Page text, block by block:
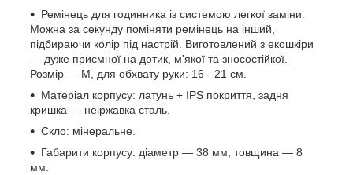
Ремінець для годинника із системою легкої заміни.
Можна за секунду поміняти ремінець на інший,
підбираючи колір під настрій. Виготовлений з екошкіри
— дуже приємної на дотик, м'якої та зносостійкої.
Розмір — М, для обхвату руки: 16 - 21 см.
Матеріал корпусу: латунь + IPS покриття, задня
кришка — неіржавка сталь.
Скло: мінеральне.
Габарити корпусу: діаметр — 38 мм, товщина — 8
мм.